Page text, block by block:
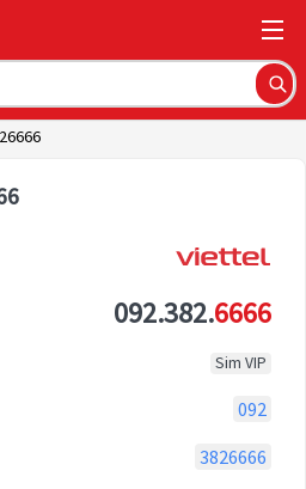
092.382.6666
Sim VIP
092
3826666